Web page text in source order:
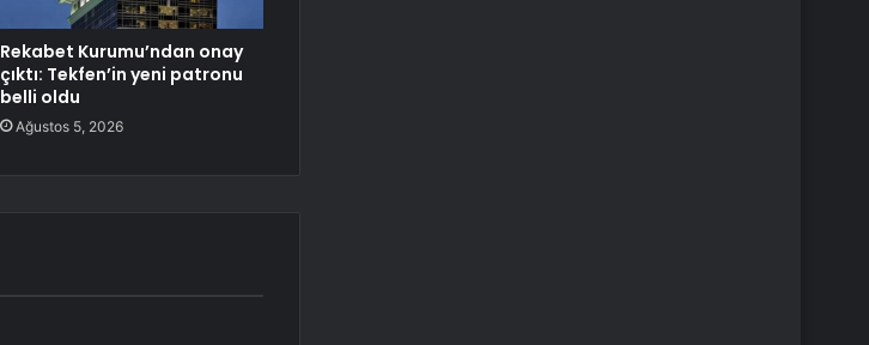
Rekabet Kurumu’ndan onay
çıktı: Tekfen’in yeni patronu
belli oldu
Ağustos 5, 2026